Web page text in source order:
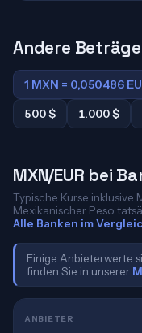
Andere Beträge
1 MXN = 0,050486
500 $
1.000 $
MXN/EUR bei
Typische Kurse inklusive
Mexikanischer Peso
Alle Banken im
Einige Anbieterwerte
finden Sie in unserer
ANBIETER